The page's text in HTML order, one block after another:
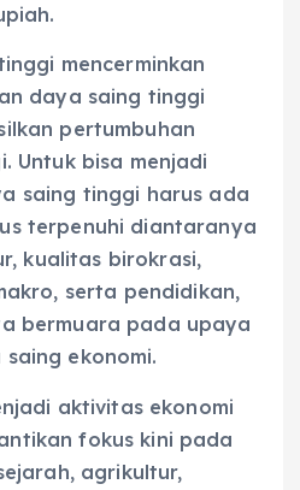
mencerminkan
daya saing tinggi
pertumbuhan
Untuk bisa menjadi
saing tinggi harus ada
terpenuhi diantaranya
kualitas birokrasi,
serta pendidikan,
bermuara pada upaya
ekonomi.
aktivitas ekonomi
fokus kini pada
agrikultur,